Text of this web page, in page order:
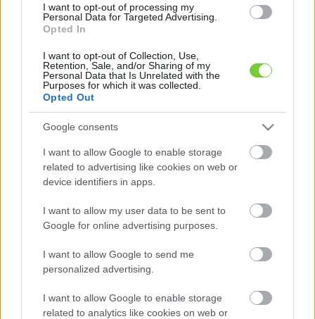
I want to opt-out of processing my
Personal Data for Targeted Advertising.
Opted In
I want to opt-out of Collection, Use,
Retention, Sale, and/or Sharing of my
Personal Data that Is Unrelated with the
Purposes for which it was collected.
Opted Out
Google consents
I want to allow Google to enable storage
related to advertising like cookies on web or
device identifiers in apps.
I want to allow my user data to be sent to
Google for online advertising purposes.
I want to allow Google to send me
personalized advertising.
I want to allow Google to enable storage
related to analytics like cookies on web or
143
14
13
10
16
12
7
8
6
2
3
9
14
4
2
143
14
13
10
16
12
7
6
3
14
2